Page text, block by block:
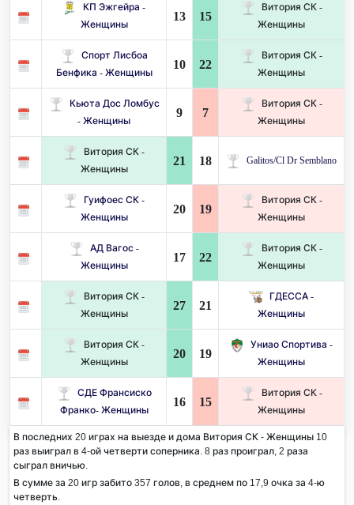
КП Эжгейра -
Женщины
13 15
Витория СК -
Женщины
Спорт Лисбоа
Бенфика - Женщины
10 22
Витория СК -
Женщины
Кьюта Дос Ломбус
- Женщины
9 7
Витория СК -
Женщины
Витория СК -
Женщины
21 18 Galitos/Cl Dr Semblano
Гуифоес СК -
Женщины
20 19
Витория СК -
Женщины
АД Вагос -
Женщины
17 22
Витория СК -
Женщины
Витория СК -
Женщины
27 21
ГДЕССА -
Женщины
Витория СК -
Женщины
20 19
Униао Спортива -
Женщины
СДЕ Франсиско
Франко- Женщины
16 15
Витория СК -
Женщины
В последних 20 играх на выезде и дома Витория СК - Женщины 10
раз выиграл в 4-ой четверти соперника. 8 раз проиграл, 2 раза
сыграл вничью.
В сумме за 20 игр забито 357 голов, в среднем по 17,9 очка за 4-ю
четверть.